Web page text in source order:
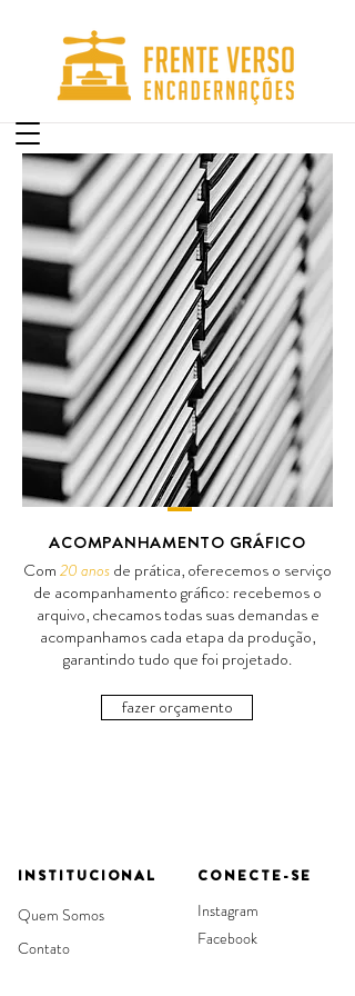
---
ACOMPANHAMENTO GRÁFICO
Com20 anosde prática, oferecemos o serviço
de acompanhamento gráfico: recebemos o
arquivo, checamos todas suas demandas e
acompanhamos cada etapa da produção,
garantindo tudo que foi projetado.
fazer orçamento
INSTITUCIONAL
Quem Somos
Contato
CONECTE-SE
Instagram
Facebook